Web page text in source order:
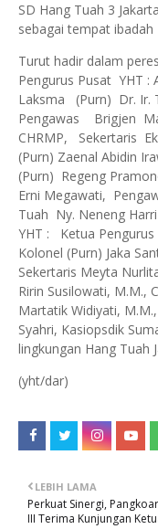
SD Hang Tuah 3
sebagai tempat
Turut hadir dalam
Pengurus Pusat YHT
Laksma (Purn) Dr. Ir.
Pengawas Brigjen
CHRMP, Sekertaris
(Purn) Zaenal Abidin
(Purn) Regeng
Erni Megawati,
Tuah Ny. Neneng
YHT : Ketua Pengurus
Kolonel (Purn) Jaka
Sekertaris Meyta
Ririn Susilowati, M.M.,
Martatik Widiyati,
Syahri, Kasiopsdik
lingkungan Hang Tuah
(yht/dar)
LEBIH LAMA
Perkuat Sinergi,
III Terima Kunjungan